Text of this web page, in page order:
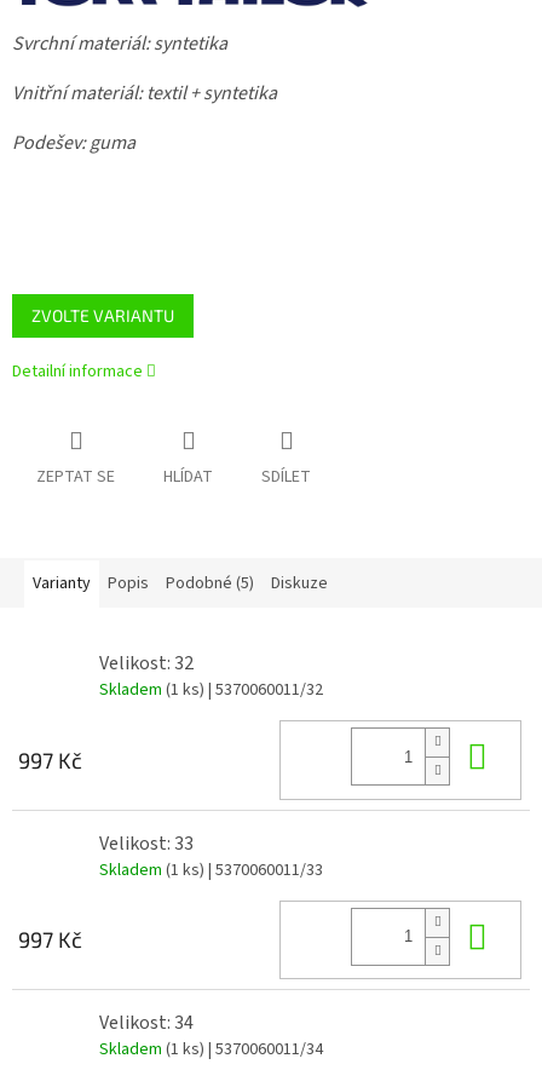
ZVOLTE VARIANTU
Svrchní materiál: syntetika
Vnitřní materiál: textil + syntetika
Podešev: guma
Detailní informace
ZEPTAT SE HLÍDAT SDÍLET
Varianty Popis Podobné (5) Diskuze
Velikost: 32
Skladem (1 ks) | 5370060011/32
997 Kč
Velikost: 33
Skladem (1 ks) | 5370060011/33
997 Kč
Velikost: 34
Skladem (1 ks) | 5370060011/34